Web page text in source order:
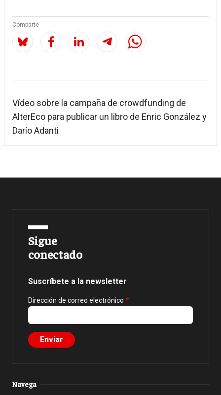
Comparte
Vídeo sobre la campaña de crowdfunding de
AlterEco para publicar un libro de Enric González y
Darío Adanti
Sigue
conectado
Suscríbete a la newsletter
Dirección de correo electrónico
Navega